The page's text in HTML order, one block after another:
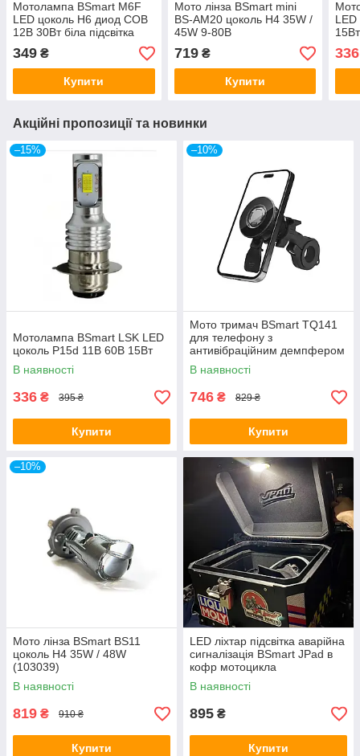
Мотолампа BSmart M6F
LED цоколь H6 диод COB
12В 30Вт біла підсвітка
білий
349 ₴
Купити
Мото лінза BSmart mini
BS-AM20 цоколь H4 35W /
45W 9-80В
719₴
Купити
15Вт
336
Акційні пропозиції та новинки
–15%
Мотолампа BSmart LSK LED
цоколь P15d 11В 60В 15Вт
В наявності
336 ₴ 395 ₴
Купити
–10%
Мото тримач BSmart TQ141
для телефону з
антивібраційним демпфером
на кермо
В наявності
746 ₴ 829 ₴
Купити
–10%
Мото лінза BSmart BS11
цоколь H4 35W / 48W
(103039)
В наявності
819 ₴ 910 ₴
Купити
LED ліхтар підсвітка аварійна
сигналізація BSmart JPad в
кофр мотоцикла
В наявності
895 ₴
Купити